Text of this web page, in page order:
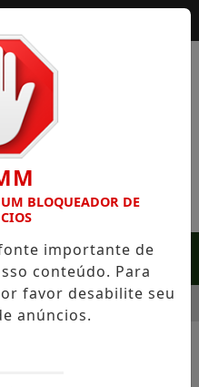
MENU
A CRISE DOS
UM BLOQUEADOR DE
importante de
conteúdo. Para
favor desabilite seu
anúncios.